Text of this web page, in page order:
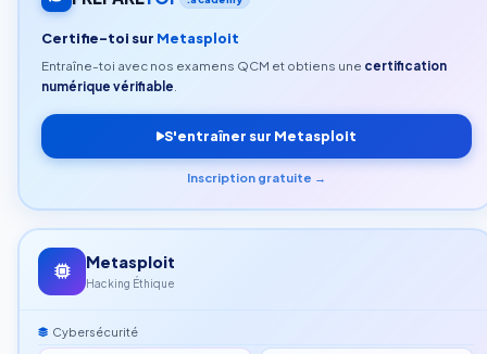
Certifie-toi sur Metasploit
Entraîne-toi avec nos examens QCM et obtiens une certification
numérique vérifiable.
S'entraîner sur Metasploit
Inscription gratuite →
Metasploit
Hacking Éthique
Cybersécurité